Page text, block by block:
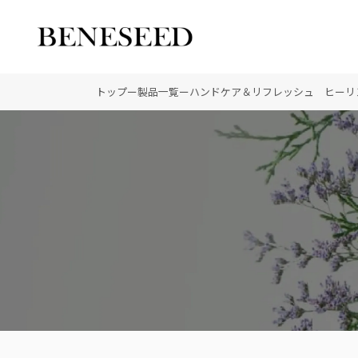
公式オンラインショップ
ビジネスサイト
会社情報 トップ
登録商標
未来貢献 トップ
ディーラーの社会貢献
製品情報 トップ
オーガニックへのこだわ
ノーベル賞受賞研究
“オートファジー”
トップー製品一覧ーハンドケア＆リフレッシュ ヒーリ